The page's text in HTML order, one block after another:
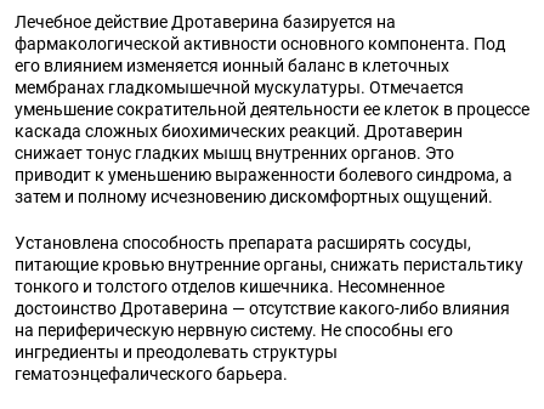
Лечебное действие Дротаверина базируется на
фармакологической активности основного компонента. Под
его влиянием изменяется ионный баланс в клеточных
мембранах гладкомышечной мускулатуры. Отмечается
уменьшение сократительной деятельности ее клеток в процессе
каскада сложных биохимических реакций. Дротаверин
снижает тонус гладких мышц внутренних органов. Это
приводит к уменьшению выраженности болевого синдрома, а
затем и полному исчезновению дискомфортных ощущений.
Установлена способность препарата расширять сосуды,
питающие кровью внутренние органы, снижать перистальтику
тонкого и толстого отделов кишечника. Несомненное
достоинство Дротаверина — отсутствие какого-либо влияния
на периферическую нервную систему. Не способны его
ингредиенты и преодолевать структуры
гематоэнцефалического барьера.